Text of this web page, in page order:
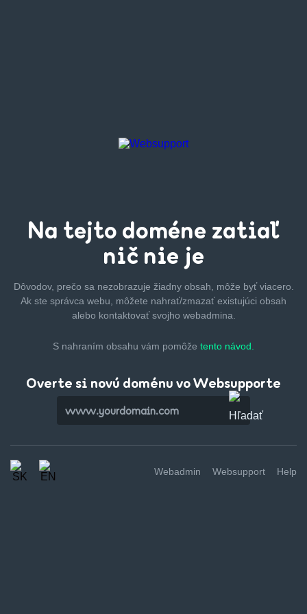
Na tejto doméne zatiaľ
nič nie je
Dôvodov, prečo sa nezobrazuje žiadny obsah, môže byťviacero.
Ak ste správca webu, môžete nahrať/zmazaťexistujúci obsah
alebo kontaktovať svojho webadmina.
S nahraním obsahu vám pomôže tento návod.
Overte si novú doménu vo Websupporte
Webadmin Websupport Help